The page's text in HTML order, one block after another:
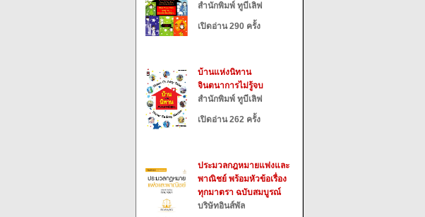
สำนักพิมพ์ ทูบีเลิฟ
เปิดอ่าน 290 ครั้ง
บ้านแห่งนิทาน
จินตนาการไม่รู้จบ
สำนักพิมพ์ ทูบีเลิฟ
เปิดอ่าน 262 ครั้ง
ประมวลกฎหมายแพ่งและ
พาณิชย์ พร้อมหัวข้อเรื่อง
ทุกมาตรา ฉบับสมบูรณ์
บริษัทอินส์พัล